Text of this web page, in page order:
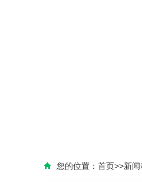
您的位置： 首页>>新